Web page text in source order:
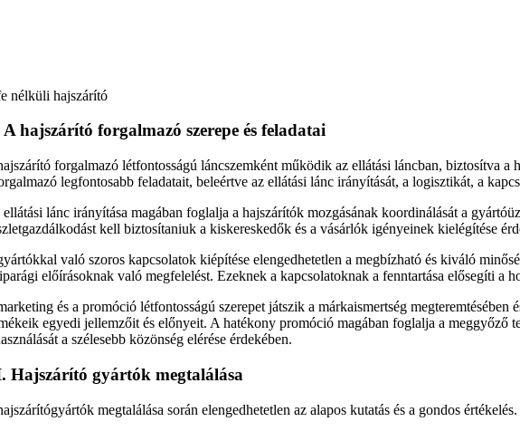
nélküli hajszárító
hajszárító forgalmazó szerepe és feladatai
forgalmazó létfontosságú láncszemként működik az ellátási láncban, biztosítva
legfontosabb feladatait, beleértve az ellátási lánc irányítását, a logisztikát, a
lánc irányítása magában foglalja a hajszárítók mozgásának koordinálását a
kell biztosítaniuk a kiskereskedők és a vásárlók igényeinek kielégítése
való szoros kapcsolatok kiépítése elengedhetetlen a megbízható és kiváló
előírásoknak való megfelelést. Ezeknek a kapcsolatoknak a fenntartása elősegíti a
és a promóció létfontosságú szerepet játszik a márkaismertség
egyedi jellemzőit és előnyeit. A hatékony promóció magában foglalja a
a szélesebb közönség elérése érdekében.
Hajszárító gyártók megtalálása
megtalálása során elengedhetetlen az alapos kutatás és a gondos